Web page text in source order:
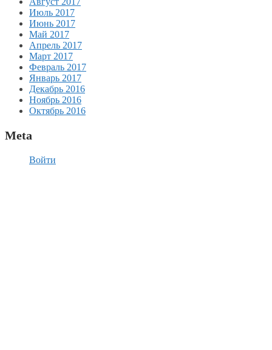
Июль 2017
Июнь 2017
Май 2017
Апрель 2017
Март 2017
Февраль 2017
Январь 2017
Декабрь 2016
Ноябрь 2016
Октябрь 2016
Meta
Войти